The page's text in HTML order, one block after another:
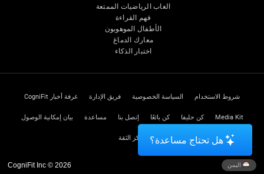
العاب الرياضيات الممتعة
فهم القراءة
الأطفال الموهوبون
معارك الدماغ
اختبار الذكاء
شروط الاستخدام السياسة الخصوصية فريق الإدارة غرفة أخبار CogniFit
Media Kit كن حليفا كن بائعًا إتصل بنا مساعدة بيان إمكانية الوصول
مركز الثقة
اليمن CogniFit Inc © 2026
هل تحتاج مساعدة؟